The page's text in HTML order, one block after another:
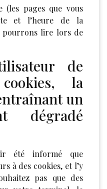
(les pages que vous
et l’heure de la
pourrons lire lors de
de
la
un
dégradé
été informé que
à des cookies, et l’y
pas que des